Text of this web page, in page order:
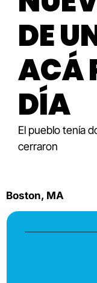
DE
ACÁ
DÍA
El pueblo tenía
cerraron
Boston, MA